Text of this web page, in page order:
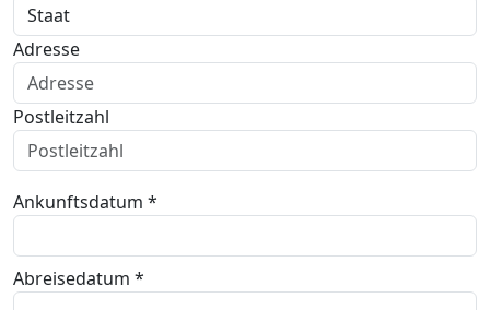
Adresse
Postleitzahl
Ankunftsdatum *
Abreisedatum *